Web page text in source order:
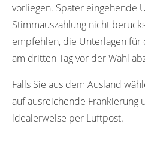
vorliegen. Später eingehende
Stimmauszählung nicht
empfehlen, die Unterlagen für
am dritten Tag vor der Wahl
Falls Sie aus dem Ausland
auf ausreichende Frankierung
idealerweise per Luftpost.